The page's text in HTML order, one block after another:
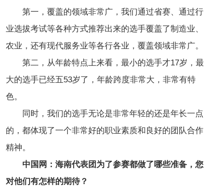
第一，覆盖的领域非常广，我们通过省赛、通过行
业选拔考试等各种方式推荐出来的选手覆盖了制造业、
农业，还有现代服务业等各行各业，覆盖领域非常广。
第二，从年龄特点上来看，最小的选手才17岁，最
大的选手已经五53岁了，年龄跨度非常大，非常有特
色。
同时，我们的选手无论是非常年轻的还是年长一点
的，都体现了一个非常好的职业素质和良好的团队合作
精神。
中国网：海南代表团为了参赛都做了哪些准备，您
对他们有怎样的期待？